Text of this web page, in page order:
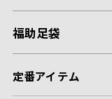
福助足袋
定番アイテム